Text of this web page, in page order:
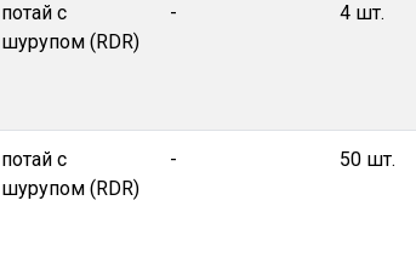
потай с
шурупом (RDR)
- 4 шт.
потай с
шурупом (RDR)
- 50 шт.